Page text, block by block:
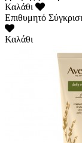
Καλάθι
Επιθυμητό
Καλάθι